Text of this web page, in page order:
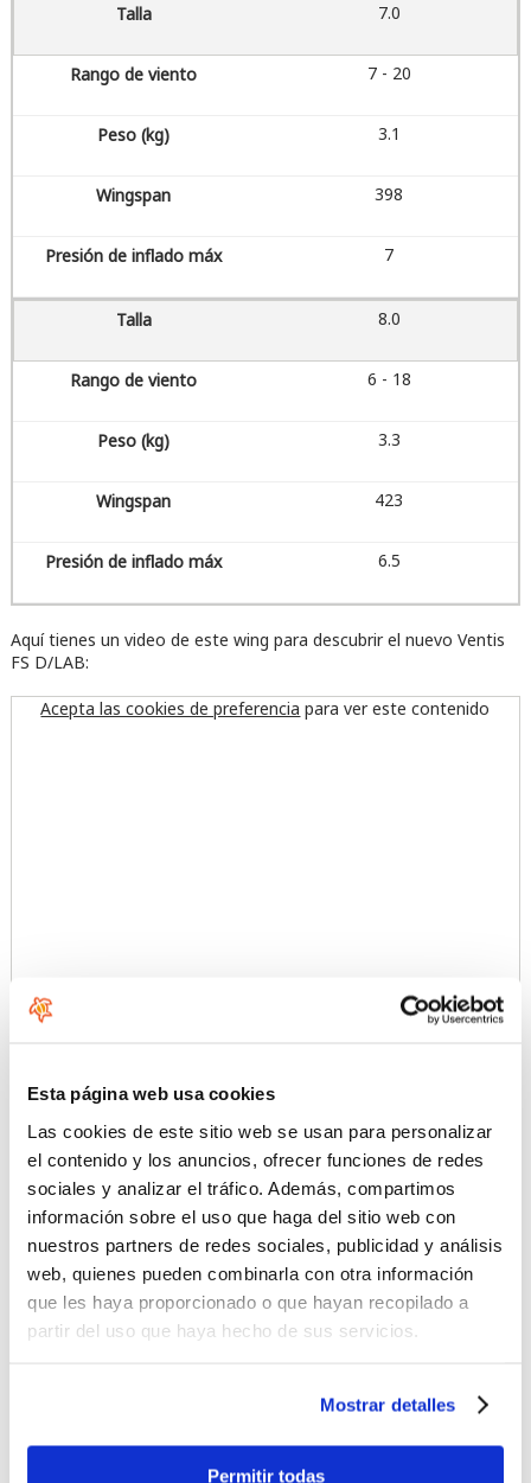
Esta página web usa cookies
Las cookies de este sitio web se usan para personalizar
el contenido y los anuncios, ofrecer funciones de redes
sociales y analizar el tráfico. Además, compartimos
información sobre el uso que haga del sitio web con
nuestros partners de redes sociales, publicidad y análisis
web, quienes pueden combinarla con otra información
que les haya proporcionado o que hayan recopilado a
partir del uso que haya hecho de sus servicios.
Mostrar detalles
Permitir todas
7.0
7 - 20
3.1
398
7
8.0
6 - 18
3.3
423
6.5
Aquí tienes un video de este wing para descubrir el nuevo Ventis
FS D/LAB:
Acepta las cookies de preferencia para ver este contenido